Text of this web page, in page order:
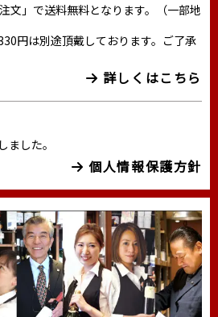
文」で送料無料となります。（一部地
円は別途頂戴しております。ご了承
詳しくはこちら
ました。
個人情報保護方針